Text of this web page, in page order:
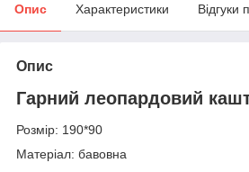
Опис Характеристики Відгуки
Опис
Гарний леопардовий
Розмір: 190*90
Матеріал: бавовна